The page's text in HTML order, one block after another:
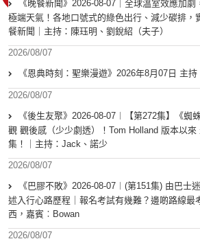
《晚餐新聞》2026-08-07｜全球溫室效應加
極端天氣！各地口號式的綠色出行、減少碳排，
餐新聞｜主持：陳珏明、劉銳紹（夫子）
2026/08/07
《恩典時刻：聖樂漫遊》2026年8月07日 主
2026/08/07
《後生友聚》2026-08-07︱【第272集】《蜘
觀 觀後感（少少劇透）！Tom Holland 版本以
集！｜主持：Jack、諾少
2026/08/07
《巴膠不敗》2026-08-07︱(第151集) 由巴士
述入行心路歷程｜報名考試有幾難？邊啲路線最
西，嘉賓︰Bowan
2026/08/07